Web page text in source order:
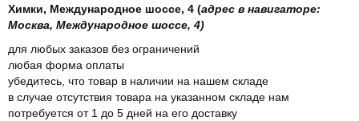
Химки, Международное шоссе, 4 (адрес в навигаторе:
Москва, Международное шоссе, 4)
для любых заказов без ограничений
любая форма оплаты
убедитесь, что товар в наличии на нашем складе
в случае отсутствия товара на указанном складе нам
потребуется от 1 до 5 дней на его доставку